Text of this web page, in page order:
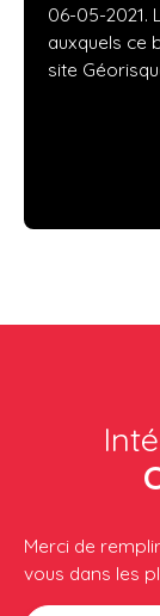
06-05-2021.
auxquels ce
site
Merci de
vous dans les